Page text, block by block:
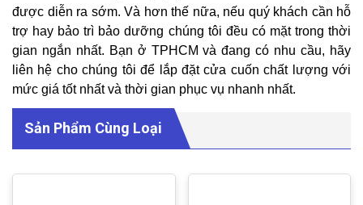
được diễn ra sớm. Và hơn thế nữa, nếu quý khách cần hỗ
trợ hay bảo trì bảo dưỡng chúng tôi đều có mặt trong thời
gian ngắn nhất. Bạn ở TPHCM và đang có nhu cầu, hãy
liên hệ cho chúng tôi để lắp đặt cửa cuốn chất lượng với
mức giá tốt nhất và thời gian phục vụ nhanh nhất.
Sản Phẩm Cùng Loại